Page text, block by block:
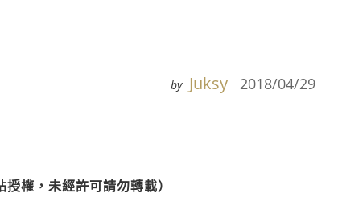
by Juksy 2018/04/29
授權，未經許可請勿轉載）